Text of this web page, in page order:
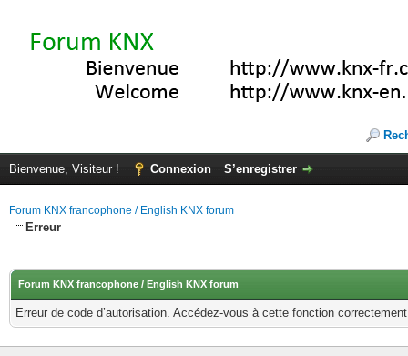
Bienvenue, Visiteur ! Connexion S’enregistrer
Forum KNX francophone / English KNX forum
Erreur
Forum KNX francophone / English KNX forum
Erreur de code d’autorisation. Accédez-vous à cette fonction